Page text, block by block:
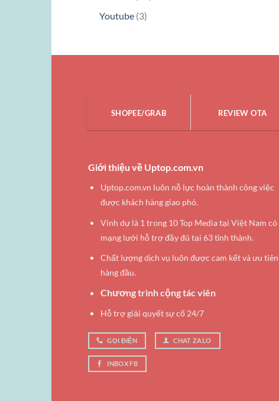
phẩm
Youtube 33
SHOPEE/GRAB REVIEW OTA
Giới thiệu về Uptop.com.vn
Uptop.com.vn luôn nỗ lực hoàn thành công việc
được khách hàng giao phó.
Vinh dự là 1 trong 10 Top Media tại Việt Nam có
mạng lưới hỗ trợ đầy đủ tại 63 tỉnh thành.
Chất lượng dịch vụ luôn được cam kết và ưu tiên
hàng đầu.
Chương trình cộng tác viên
Hỗ trợ giải quyết sự cố 24/7
GỌI ĐIỆN CHAT ZALO
INBOX FB